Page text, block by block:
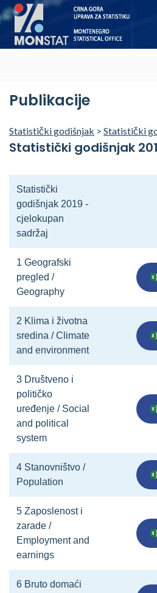
Publikacije
Statistički godišnjak > Statistički
Statistički godišnjak
Statistički
godišnjak 2019 -
cjelokupan
sadržaj
1 Geografski
pregled /
Geography
2 Klima i životna
sredina / Climate
and environment
3 Društveno i
političko
uređenje / Social
and political
system
4 Stanovništvo /
Population
5 Zaposlenost i
zarade /
Employment and
earnings
6 Bruto domaći